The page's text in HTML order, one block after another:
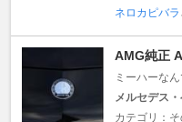
ネロカピバラ
AMG純正
ミーハーな
メルセデス
カテゴリ：